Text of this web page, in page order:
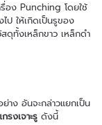
รื่อง Punching โดยใช้
ป ให้เกิดเป็นรูของ
ดุทั้งเหล็กขาว เหล็กดำ
าง อันจะกล่าวแยกเป็น
รงเจาะรู ดังนี้